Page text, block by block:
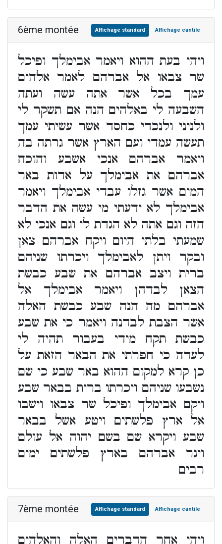
6ème montée Affichage standard Affichage cantile
ויהי בעת ההוא ויאמר אבימלך ופיכל
שר צבאו אל אברהם לאמר אלהים
עמך בכל אשר אתה עשה ועתה
השבעה לי באלהים הנה אם תשקר לי
ולניני ולנכדי כחסד אשר עשיתי עמך
תעשה עמדי ועם הארץ אשר גרתה בה
ויאמר אברהם אנכי אשבע והוכח
אברהם את אבימלך על אדות באר
המים אשר גזלו עבדי אבימלך ויאמר
אבימלך לא ידעתי מי עשה את הדבר
הזה וגם אתה לא הגדת לי וגם אנכי לא
שמעתי בלתי היום ויקח אברהם צאן
ובקר ויתן לאבימלך ויכרתו שניהם
ברית ויצב אברהם את שבע כבשת
הצאן לבדהן ויאמר אבימלך אל
אברהם מה הנה שבע כבשת האלה
אשר הצבת לבדנה ויאמר כי את שבע
כבשת תקח מידי בעבור תהיה לי
לעדה כי חפרתי את הבאר הזאת על
כן קרא למקום ההוא באר שבע כי שם
נשבעו שניהם ויכרתו ברית בבאר שבע
ויקם אבימלך ופיכל שר צבאו וישבו
אל ארץ פלשתים ויטע אשל בבאר
שבע ויקרא שם בשם יהוה אל עולם
ויגר אברהם בארץ פלשתים ימים
רבים
7ème montée Affichage standard Affichage cantile
ויהי אחר הדברים האלה והאלהים